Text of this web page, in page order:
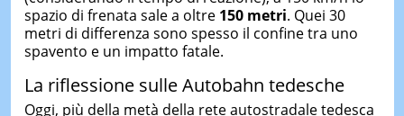
spazio di frenata sale a oltre 150 metri. Quei 30
metri di differenza sono spesso il confine tra uno
spavento e un impatto fatale.
La riflessione sulle Autobahn tedesche
Oggi, più della metà della rete autostradale tedesca